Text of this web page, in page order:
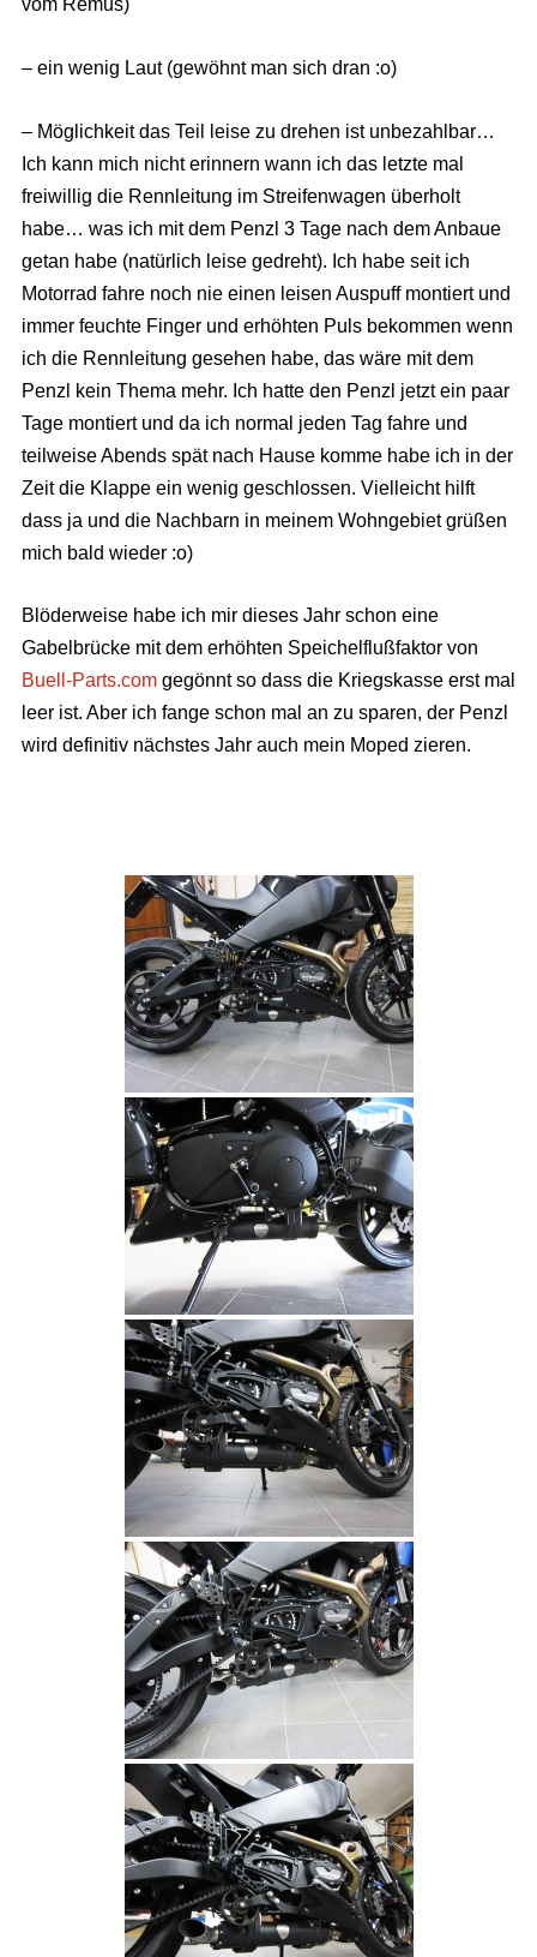
vom Remus)
– ein wenig Laut (gewöhnt man sich dran :o)
– Möglichkeit das Teil leise zu drehen ist unbezahlbar…
Ich kann mich nicht erinnern wann ich das letzte mal
freiwillig die Rennleitung im Streifenwagen überholt
habe… was ich mit dem Penzl 3 Tage nach dem Anbaue
getan habe (natürlich leise gedreht). Ich habe seit ich
Motorrad fahre noch nie einen leisen Auspuff montiert und
immer feuchte Finger und erhöhten Puls bekommen wenn
ich die Rennleitung gesehen habe, das wäre mit dem
Penzl kein Thema mehr. Ich hatte den Penzl jetzt ein paar
Tage montiert und da ich normal jeden Tag fahre und
teilweise Abends spät nach Hause komme habe ich in der
Zeit die Klappe ein wenig geschlossen. Vielleicht hilft
dass ja und die Nachbarn in meinem Wohngebiet grüßen
mich bald wieder :o)
Blöderweise habe ich mir dieses Jahr schon eine
Gabelbrücke mit dem erhöhten Speichelflußfaktor von
Buell-Parts.comgegönnt so dass die Kriegskasse erst mal
leer ist. Aber ich fange schon mal an zu sparen, der Penzl
wird definitiv nächstes Jahr auch mein Moped zieren.